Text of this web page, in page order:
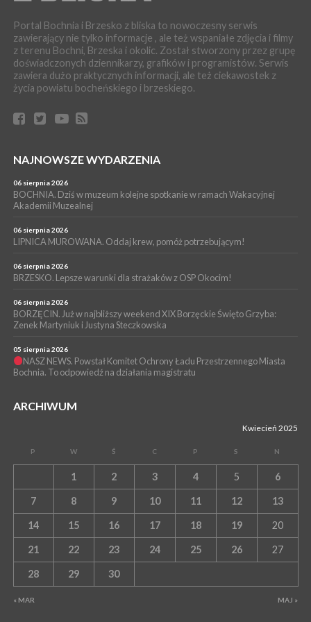
04 sierpnia 2026
MAŁOPOLSKA. Liczba stulatków wciąż rośnie
ARTYKUŁ PARTNERSKI
04 sierpnia 2026
Codzienne nawyki, które wspierają zdrowie dziecka na dłużej
04 sierpnia 2026
WYDARZENIA
04 sierpnia 2026
BOCHNIA. Kolejny patriotyczny mural na os. Niepodległości.
Tym razem przedstawia Wojciecha Korfantego
Portal Bochnia i Brzesko z bliska to nowoczesny serwis
zawierający nie tylko informacje , ale też wspaniałe zdjęcia i filmy
z terenu Bochni, Brzeska i okolic. Został stworzony przez grupę
doświadczonych dziennikarzy, grafików i programistów. Serwis
zawiera dużo praktycznych informacji, ale też ciekawostek z
życia powiatu bocheńskiego i brzeskiego.
NAJNOWSZE WYDARZENIA
06 sierpnia 2026
BOCHNIA. Dziś w muzeum kolejne spotkanie w ramach Wakacyjnej
Akademii Muzealnej
06 sierpnia 2026
LIPNICA MUROWANA. Oddaj krew, pomóż potrzebującym!
06 sierpnia 2026
BRZESKO. Lepsze warunki dla strażaków z OSP Okocim!
06 sierpnia 2026
BORZĘCIN. Już w najbliższy weekend XIX Borzęckie Święto Grzyba:
Zenek Martyniuk i Justyna Steczkowska
05 sierpnia 2026
NASZ NEWS. Powstał Komitet Ochrony Ładu Przestrzennego Miasta
Bochnia. To odpowiedź na działania magistratu
ARCHIWUM
Kwiecień 2025
P W Ś C P S N
« MAR MAJ »
1 2 3 4 5 6
7 8 9 10 11 12 13
14 15 16 17 18 19 20
21 22 23 24 25 26 27
28 29 30